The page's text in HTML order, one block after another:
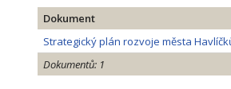
Dokument
Strategický plán rozvoje města
Dokumentů: 1